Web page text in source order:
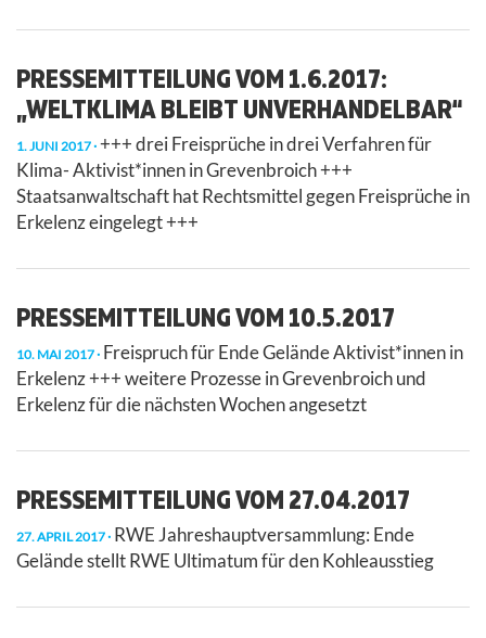
PRESSEMITTEILUNG VOM 1.6.2017:
„WELTKLIMA BLEIBT UNVERHANDELBAR“
1. JUNI 2017 +++ drei Freisprüche in drei Verfahren für
Klima- Aktivist*innen in Grevenbroich +++
Staatsanwaltschaft hat Rechtsmittel gegen Freisprüche in
Erkelenz eingelegt +++
PRESSEMITTEILUNG VOM 10.5.2017
10. MAI 2017 Freispruch für Ende Gelände Aktivist*innen in
Erkelenz +++ weitere Prozesse in Grevenbroich und
Erkelenz für die nächsten Wochen angesetzt
PRESSEMITTEILUNG VOM 27.04.2017
27. APRIL 2017 RWE Jahreshauptversammlung: Ende
Gelände stellt RWE Ultimatum für den Kohleausstieg